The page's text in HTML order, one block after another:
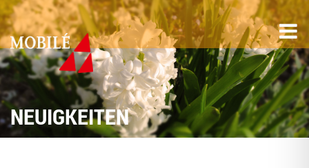
NEUIGKEITEN